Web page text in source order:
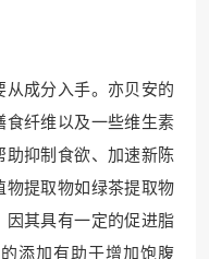
从成分入手。亦贝安的
食纤维以及一些维生素
助抑制食欲、加速新陈
物提取物如绿茶提取物
因其具有一定的促进脂
添加有助于增加饱腹